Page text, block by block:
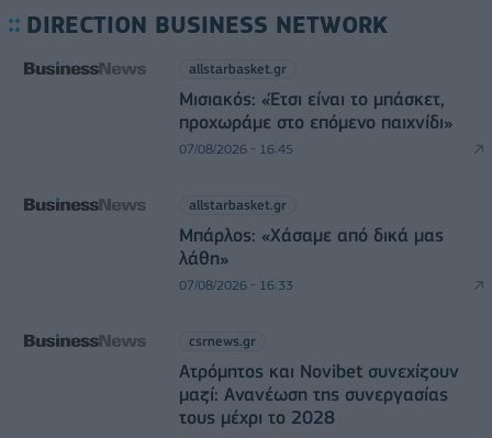
DIRECTION BUSINESS NETWORK
allstarbasket.gr
Μισιακός: «Έτσι είναι το μπάσκετ,
προχωράμε στο επόμενο παιχνίδι»
07/08/2026 - 16:45
allstarbasket.gr
Μπάρλος: «Χάσαμε από δικά μας
λάθη»
07/08/2026 - 16:33
csrnews.gr
Ατρόμητος και Novibet συνεχίζουν
μαζί: Ανανέωση της συνεργασίας
τους μέχρι το 2028